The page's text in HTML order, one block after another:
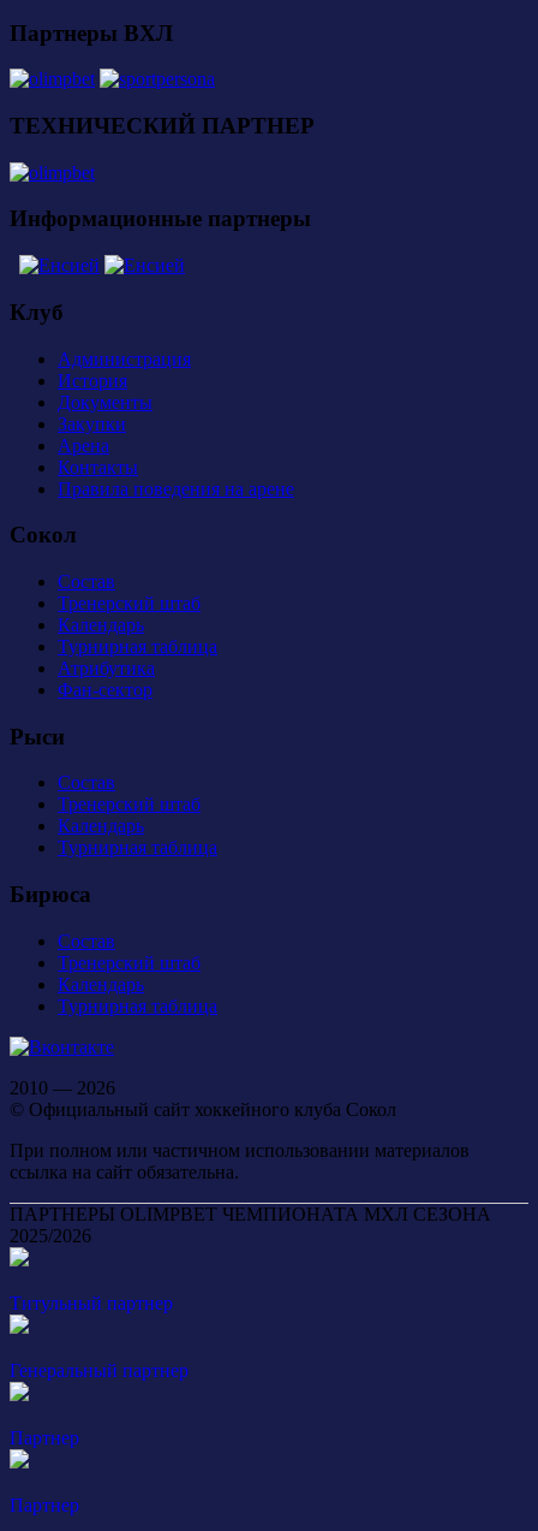
Партнеры ВХЛ
ТЕХНИЧЕСКИЙ ПАРТНЕР
Информационные партнеры
Клуб
Администрация
История
Документы
Закупки
Арена
Контакты
Правила поведения на арене
Сокол
Состав
Тренерский штаб
Календарь
Турнирная таблица
Атрибутика
Фан-сектор
Рыси
Состав
Тренерский штаб
Календарь
Турнирная таблица
Бирюса
Состав
Тренерский штаб
Календарь
Турнирная таблица
2010 — 2026
© Официальный сайт хоккейного клуба Сокол
При полном или частичном использовании материалов
ссылка на сайт обязательна.
ПАРТНЕРЫ OLIMPBET ЧЕМПИОНАТА МХЛ СЕЗОНА
2025/2026
Титульный партнер
Генеральный партнер
Партнер
Партнер